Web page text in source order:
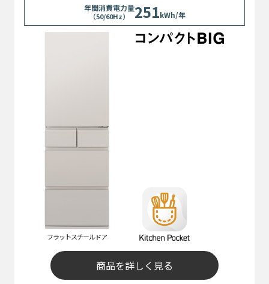
年間消費電力量
（50/60Hz） 251kWh/年
フラットスチールドア
商品を詳しく見る